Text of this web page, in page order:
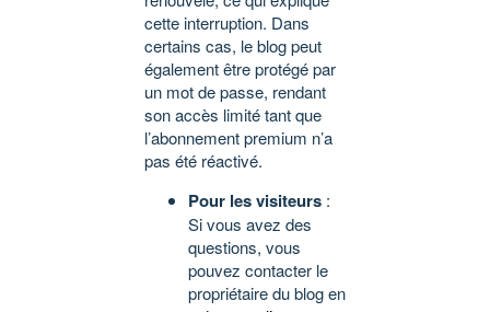
cette interruption. Dans
certains cas, le blog peut
également être protégé par
un mot de passe, rendant
son accès limité tant que
l’abonnement premium n’a
pas été réactivé.
Pour les visiteurs :
Si vous avez des
questions, vous
pouvez contacter le
propriétaire du blog en